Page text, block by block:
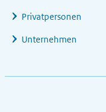
Privatpersonen
Unternehmen